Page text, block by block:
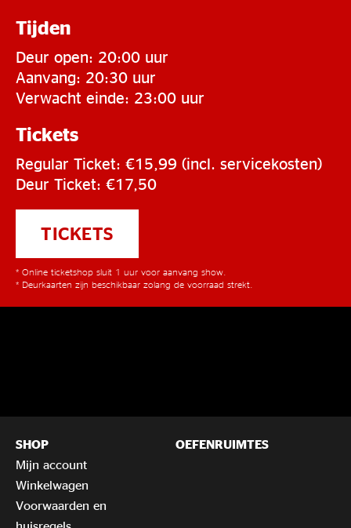
Tijden
Deur open: 20:00 uur
Aanvang: 20:30 uur
Verwacht einde: 23:00 uur
Tickets
Regular Ticket: €15,99 (incl. servicekosten)
Deur Ticket: €17,50
TICKETS
* Online ticketshop sluit 1 uur voor aanvang show.
* Deurkaarten zijn beschikbaar zolang de voorraad strekt.
SHOP
Mijn account
Winkelwagen
Voorwaarden en
OEFENRUIMTES